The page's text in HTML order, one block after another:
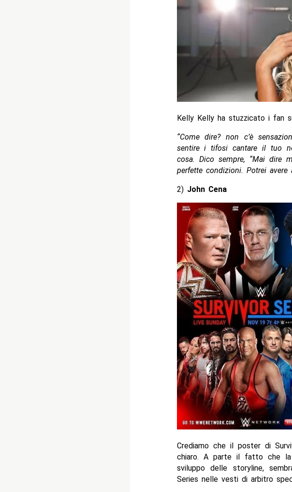
Kelly Kelly ha stuzzicato i fan
“Come dire? non c’è
sentire i tifosi cantare il tuo
cosa. Dico sempre, “Mai
perfette condizioni. Potrei
2) John Cena
Crediamo che il poster di
chiaro. A parte il fatto che la
sviluppo delle storyline,
Series nelle vesti di arbitro